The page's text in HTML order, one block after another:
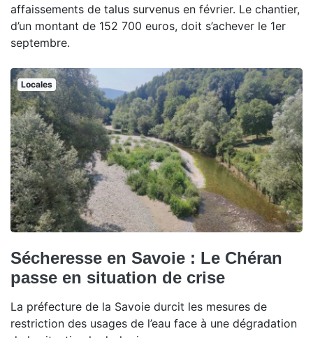
affaissements de talus survenus en février. Le chantier,
d’un montant de 152 700 euros, doit s’achever le 1er
septembre.
Locales
Sécheresse en Savoie : Le Chéran
passe en situation de crise
La préfecture de la Savoie durcit les mesures de
restriction des usages de l’eau face à une dégradation